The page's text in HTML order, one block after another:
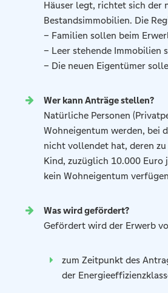
Häuser legt, richtet sich der
Bestandsimmobilien. Die
– Familien sollen beim
– Leer stehende Immobilien
– Die neuen Eigentümer
Wer kann Anträge stellen?
Natürliche Personen
Wohneigentum werden, bei
nicht vollendet hat, deren
Kind, zuzüglich 10.000
kein Wohneigentum
Was wird gefördert?
Gefördert wird der Erwerb
zum Zeitpunkt des
der